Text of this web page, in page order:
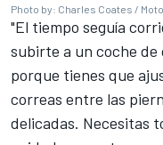
Photo by: Charles Coates /
"El tiempo seguía
subirte a un coche
porque tienes que
correas entre las
delicadas. Necesitas